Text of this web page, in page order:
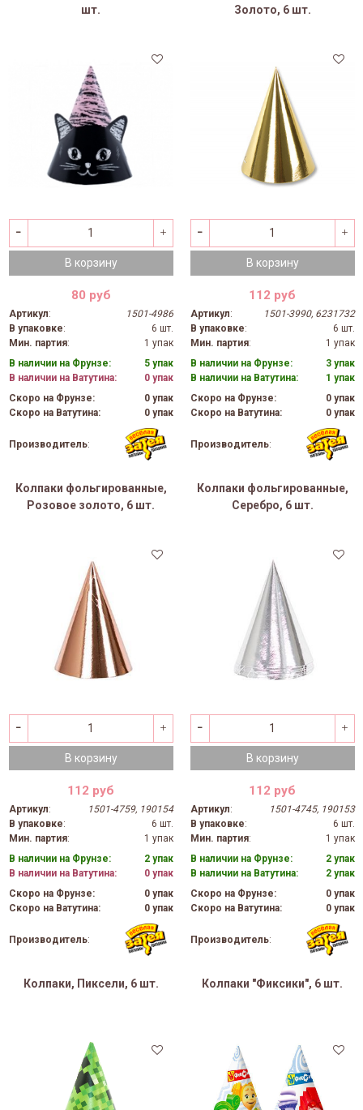
шт.
В корзину
80 руб
Артикул:
1501-4986
В упаковке:
6 шт.
Мин. партия:
1 упак
В наличии на Фрунзе:
5 упак
В наличии на Ватутина:
0 упак
Скоро на Фрунзе:
0 упак
Скоро на Ватутина:
0 упак
Производитель:
Золото, 6 шт.
В корзину
112 руб
Артикул:
1501-3990, 6231732
В упаковке:
6 шт.
Мин. партия:
1 упак
В наличии на Фрунзе:
3 упак
В наличии на Ватутина:
1 упак
Скоро на Фрунзе:
0 упак
Скоро на Ватутина:
0 упак
Производитель:
Колпаки фольгированные,
Розовое золото, 6 шт.
В корзину
112 руб
Артикул:
1501-4759, 190154
В упаковке:
6 шт.
Мин. партия:
1 упак
В наличии на Фрунзе:
2 упак
В наличии на Ватутина:
0 упак
Скоро на Фрунзе:
0 упак
Скоро на Ватутина:
0 упак
Производитель:
Колпаки фольгированные,
Серебро, 6 шт.
В корзину
112 руб
Артикул:
1501-4745, 190153
В упаковке:
6 шт.
Мин. партия:
1 упак
В наличии на Фрунзе:
2 упак
В наличии на Ватутина:
2 упак
Скоро на Фрунзе:
0 упак
Скоро на Ватутина:
0 упак
Производитель:
Колпаки, Пиксели, 6 шт. Колпаки "Фиксики", 6 шт.